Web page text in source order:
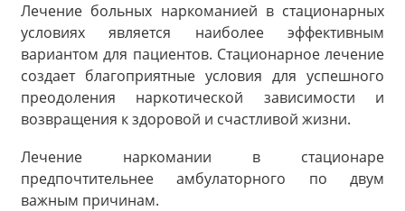
Лечение больных наркоманией в стационарных
условиях является наиболее эффективным
вариантом для пациентов. Стационарное лечение
создает благоприятные условия для успешного
преодоления наркотической зависимости и
возвращения к здоровой и счастливой жизни.
Лечение наркомании в стационаре
предпочтительнее амбулаторного по двум
важным причинам.